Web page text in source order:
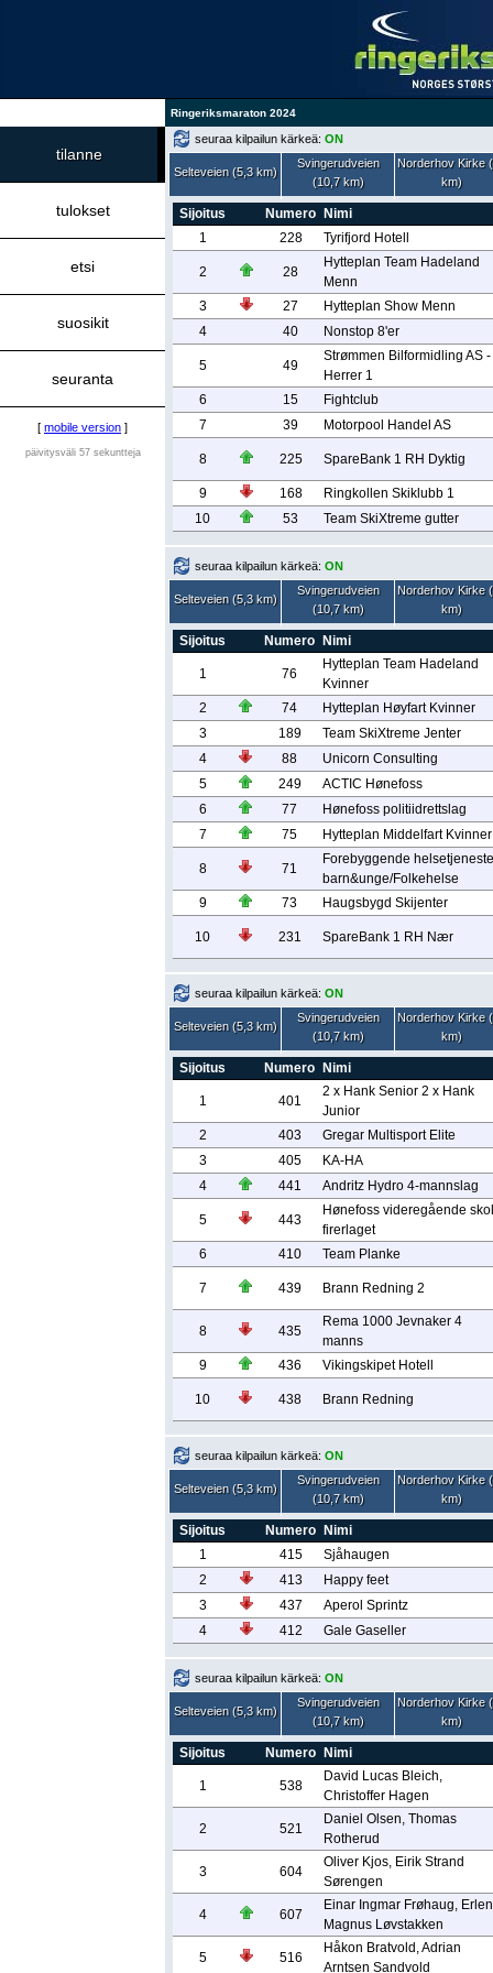
Ringeriksmaraton 2024
tilanne
tulokset
etsi
suosikit
seuranta
[ mobile version ]
päivitysväli 57 sekuntteja
seuraa kilpailun kärkeä: ON
Selteveien (5,3 km)
Svingerudveien
(10,7 km)
Norderhov Kirke
km)
Sijoitus Numero
Nimi
1
228 Tyrifjord Hotell
2 28
Hytteplan Team Hadeland
Menn
3
27
Hytteplan Show Menn
4
40 Nonstop 8'er
5 49
Strømmen Bilformidling AS -
Herrer 1
6
15
Fightclub
7
39 Motorpool Handel AS
8 225 SpareBank 1 RH Dyktig
9 168
Ringkollen Skiklubb 1
10
53 Team SkiXtreme gutter
seuraa kilpailun kärkeä: ON
Selteveien (5,3 km)
Svingerudveien
(10,7 km)
Norderhov Kirke
km)
Sijoitus Numero Nimi
1 76
Hytteplan Team Hadeland
Kvinner
2
74
Hytteplan Høyfart Kvinner
3
189
Team SkiXtreme Jenter
4
88
Unicorn Consulting
5
249
ACTIC Hønefoss
6
77
Hønefoss politiidrettslag
7
75 Hytteplan Middelfart Kvinner
8 71
Forebyggende
barn&unge/Folkehelse
9
73 Haugsbygd Skijenter
10 231 SpareBank 1 RH Nær
seuraa kilpailun kärkeä: ON
Selteveien (5,3 km)
Svingerudveien
(10,7 km)
Norderhov Kirke
km)
Sijoitus Numero Nimi
1 401
2 x Hank Senior 2 x Hank
Junior
2
403
Gregar Multisport Elite
3
405
KA-HA
4
441 Andritz Hydro 4-mannslag
5 443
Hønefoss videregående
firerlaget
6
410 Team Planke
7 439 Brann Redning 2
8 435
Rema 1000 Jevnaker 4
manns
9
436 Vikingskipet Hotell
10 438 Brann Redning
seuraa kilpailun kärkeä: ON
Selteveien (5,3 km)
Svingerudveien
(10,7 km)
Norderhov Kirke
km)
Sijoitus Numero
Nimi
1
415
Sjåhaugen
2
413
Happy feet
3
437
Aperol Sprintz
4
412 Gale Gaseller
seuraa kilpailun kärkeä: ON
Selteveien (5,3 km)
Svingerudveien
(10,7 km)
Norderhov Kirke
km)
Sijoitus Numero Nimi
1 538
David Lucas Bleich,
Christoffer Hagen
2 521
Daniel Olsen, Thomas
Rotherud
3 604
Oliver Kjos, Eirik Strand
Sørengen
4 607
Einar Ingmar Frøhaug,
Magnus Løvstakken
5 516
Håkon Bratvold, Adrian
Arntsen Sandvold